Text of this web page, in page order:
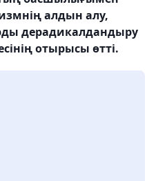
алдын алу,
дерадикалдандыру
отырысы өтті.